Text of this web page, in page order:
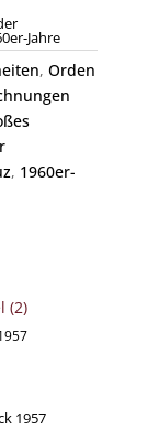
Jahre
, Orden
, 1960er-
1957